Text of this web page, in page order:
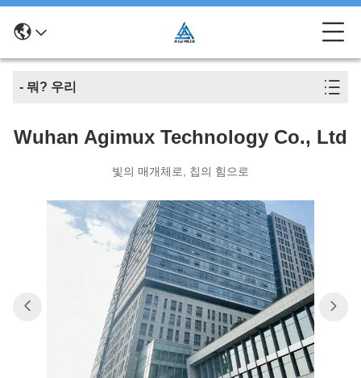
- 뭐? 우리
Wuhan Agimux Technology Co., Ltd
빛의 매개체로, 칩의 힘으로